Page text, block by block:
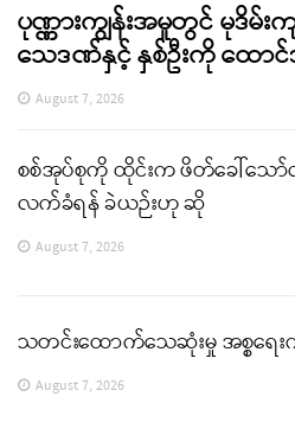
ပုဏ္ဏားကျွန်းအမှုတွင် မုဒိ
သေဒဏ်နှင့် နှစ်ဦးကို ထောင်
August 7, 2026
စစ်အုပ်စုကို ထိုင်းက ဖိတ်ခေါ်သ
လက်ခံရန် ခဲယဉ်းဟု ဆို
August 7, 2026
သတင်းထောက်သေဆုံးမှု အစ္စရေး
August 7, 2026